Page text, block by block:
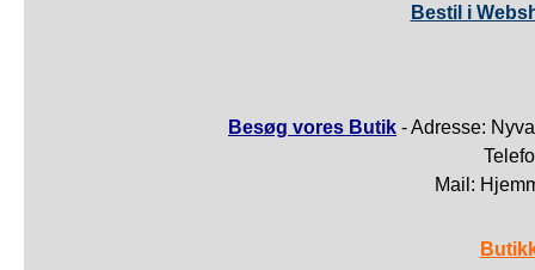
Bestil i
Besøg vores Butik - Adresse:
Mail: